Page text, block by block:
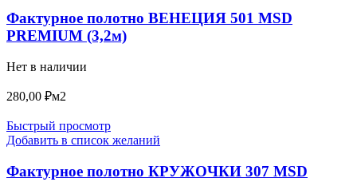
Фактурное полотно ВЕНЕЦИЯ 501 MSD
PREMIUM (3,2м)
Нет в наличии
280,00 ₽м2
Быстрый просмотр
Добавить в список желаний
Фактурное полотно КРУЖОЧКИ 307 MSD